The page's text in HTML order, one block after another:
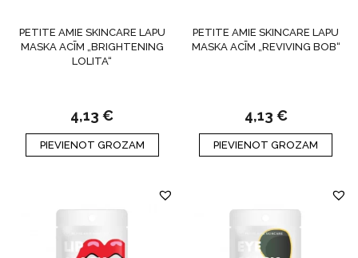
PETITE AMIE SKINCARE LAPU
MASKA ACĪM „BRIGHTENING
LOLITA“
4,13€
PIEVIENOT GROZAM
PETITE AMIE SKINCARE LAPU
MASKA ACĪM „REVIVING BOB“
4,13 €
PIEVIENOT GROZAM